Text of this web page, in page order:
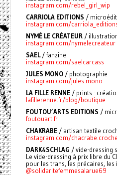
instagram.com/rebel_girl_wip
CARRIOLA EDITIONS /
instagram.com/
NYMÉ LE CRÉATEUR/
instagram.com/nymelecreateur
SAEL/ fanzine
instagram.com/saelcarcass
JULES MONO/ photographie
instagram.com/jules.mono
LA FILLE RENNE/ prints ·
lafillerenne.fr/blog/boutique
FOUTOU’ARTS EDITIONS /
foutouart.fr
CHAKRABE/ artisan textile
instagram.com/
DARK4SCHLAG / vide-dressing
Le vide-dressing à prix libre du
pour les trans, les précaires,
@solidaritefemmesalarue69